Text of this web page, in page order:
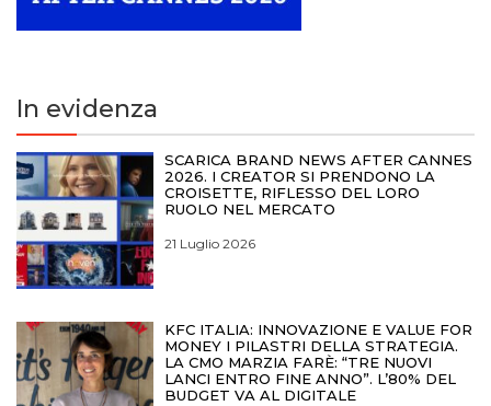
In evidenza
SCARICA BRAND NEWS AFTER CANNES
2026. I CREATOR SI PRENDONO LA
CROISETTE, RIFLESSO DEL LORO
RUOLO NEL MERCATO
21 Luglio 2026
KFC ITALIA: INNOVAZIONE E VALUE FOR
MONEY I PILASTRI DELLA STRATEGIA.
LA CMO MARZIA FARÈ: “TRE NUOVI
LANCI ENTRO FINE ANNO”. L’80% DEL
BUDGET VA AL DIGITALE